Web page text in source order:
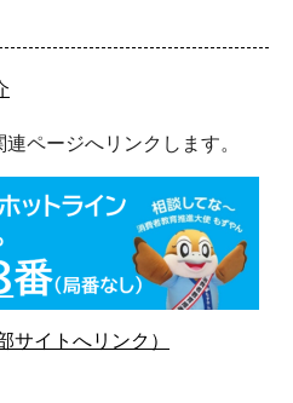
ページへリンクします。
サイトへリンク）